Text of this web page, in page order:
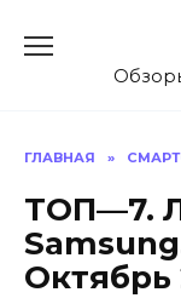
содержанию
ГЛАВНАЯ »
ТОП—7.
Октябрь